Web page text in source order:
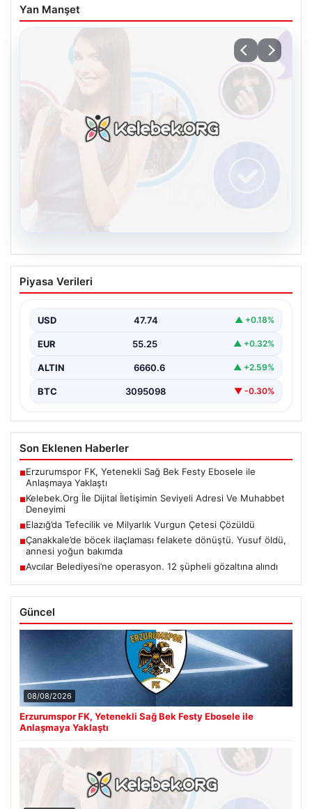
Yan Manşet
Kelebek.Org İle Dijital İletişimin Seviyeli
Adresi Ve Muhabbet Deneyimi
sağlaması kritik bir önem barındırmaktadır. Halen
birçok…
Piyasa Verileri
USD 47.74 ▲ +0.18%
EUR 55.25 ▲ +0.32%
ALTIN 6660.6 ▲ +2.59%
BTC 3095098 ▼ -0.30%
Son Eklenen Haberler
■Erzurumspor FK, Yetenekli Sağ Bek Festy Ebosele ile
Anlaşmaya Yaklaştı
■Kelebek.Org İle Dijital İletişimin Seviyeli Adresi Ve Muhabbet
Deneyimi
■Elazığ’da Tefecilik ve Milyarlık Vurgun Çetesi Çözüldü
■Çanakkale’de böcek ilaçlaması felakete dönüştü. Yusuf öldü,
annesi yoğun bakımda
■Avcılar Belediyesi’ne operasyon. 12 şüpheli gözaltına alındı
Güncel
08/08/2026
Erzurumspor FK, Yetenekli Sağ Bek Festy Ebosele ile
Anlaşmaya Yaklaştı